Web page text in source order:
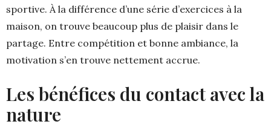
sportive. À la différence d’une série d’exercices à la
maison, on trouve beaucoup plus de plaisir dans le
partage. Entre compétition et bonne ambiance, la
motivation s’en trouve nettement accrue.
Les bénéfices du contact avec la
nature